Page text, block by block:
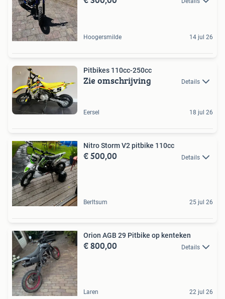
Hoogersmilde 14 jul 26
Pitbikes 110cc-250cc
Zie omschrijving Details
Eersel 18 jul 26
Nitro Storm V2 pitbike 110cc
€ 500,00 Details
Berltsum 25 jul 26
Orion AGB 29 Pitbike op kenteken
€ 800,00 Details
Laren 22 jul 26